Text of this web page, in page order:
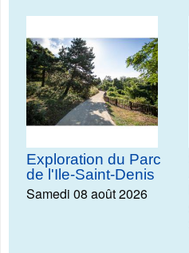
Exploration du Parc
de l'Ile-Saint-Denis
Samedi 08 août 2026